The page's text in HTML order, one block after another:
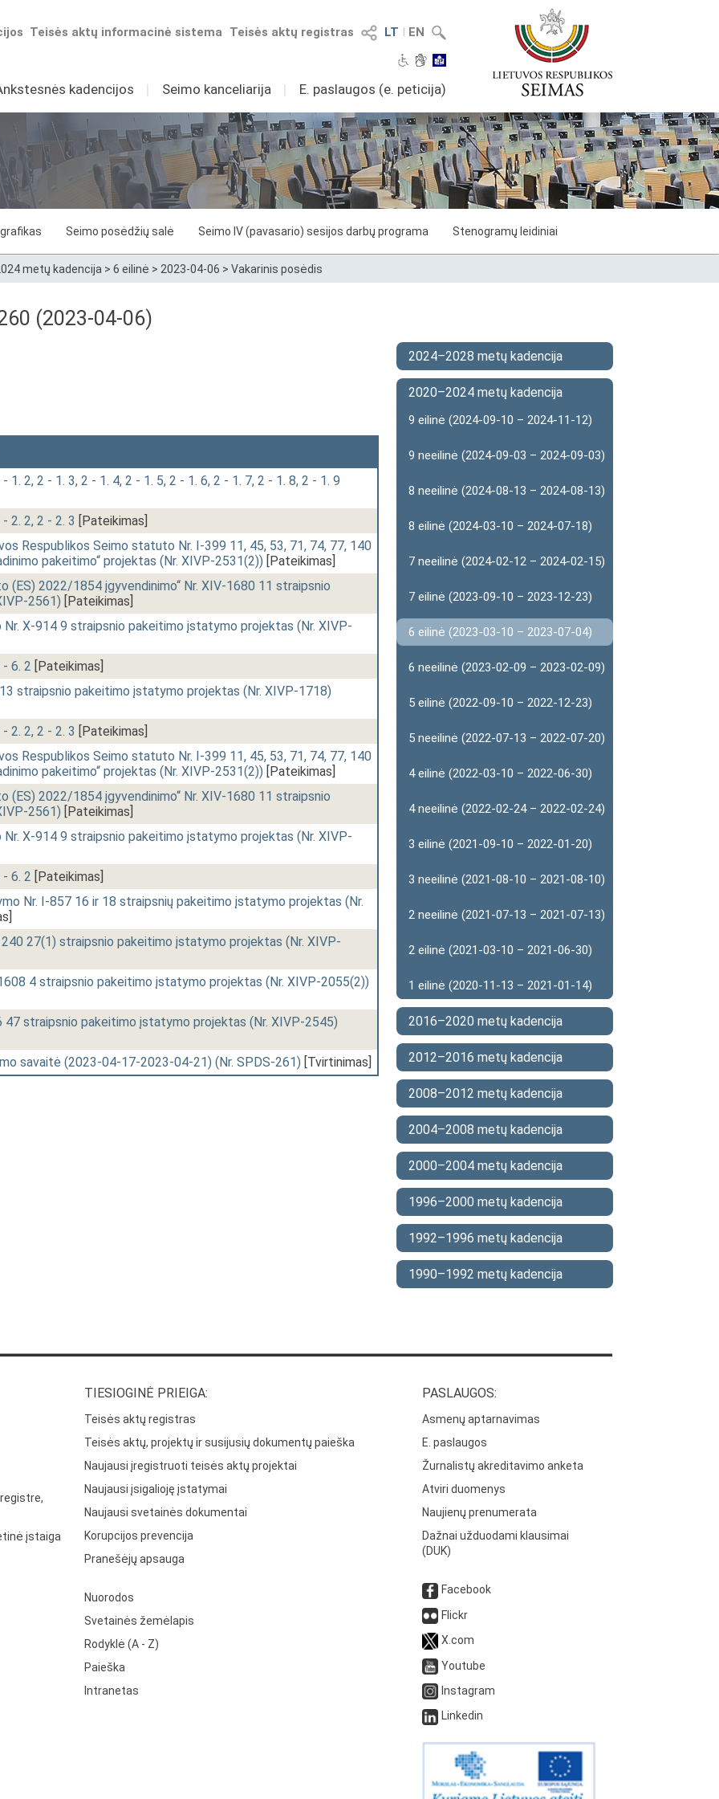
LT I EN
Teisės aktų registras
Teisės aktų informacinė sistema
kadencijos I Seimo kanceliarija I E. paslaugos (e. peticija)
grafikas Seimo posėdžių salė Seimo IV (pavasario) sesijos darbų programa Stenogramų leidiniai
metų kadencija > 6 eilinė > 2023-04-06 > Vakarinis posėdis
(2023-04-06)
- 1. 2, 2 - 1. 3, 2 - 1. 4, 2 - 1. 5, 2 - 1. 6, 2 - 1. 7, 2 - 1. 8, 2 - 1. 9
- 2. 2, 2 - 2. 3 [Pateikimas]
Respublikos Seimo statuto Nr. I-399 11, 45, 53, 71, 74, 77, 140
pakeitimo“ projektas (Nr. XIVP-2531(2)) [Pateikimas]
(ES) 2022/1854 įgyvendinimo“ Nr. XIV-1680 11 straipsnio
2561) [Pateikimas]
Nr. X-914 9 straipsnio pakeitimo įstatymo projektas (Nr. XIVP-
- 6. 2 [Pateikimas]
straipsnio pakeitimo įstatymo projektas (Nr. XIVP-1718)
- 2. 2, 2 - 2. 3 [Pateikimas]
Respublikos Seimo statuto Nr. I-399 11, 45, 53, 71, 74, 77, 140
pakeitimo“ projektas (Nr. XIVP-2531(2)) [Pateikimas]
(ES) 2022/1854 įgyvendinimo“ Nr. XIV-1680 11 straipsnio
2561) [Pateikimas]
Nr. X-914 9 straipsnio pakeitimo įstatymo projektas (Nr. XIVP-
- 6. 2 [Pateikimas]
Nr. I-857 16 ir 18 straipsnių pakeitimo įstatymo projektas (Nr.
27(1) straipsnio pakeitimo įstatymo projektas (Nr. XIVP-
4 straipsnio pakeitimo įstatymo projektas (Nr. XIVP-2055(2))
47 straipsnio pakeitimo įstatymo projektas (Nr. XIVP-2545)
savaitė (2023-04-17-2023-04-21) (Nr. SPDS-261) [Tvirtinimas]
2024–2028 metų kadencija
2020–2024 metų kadencija
9 eilinė (2024-09-10 – 2024-11-12)
9 neeilinė (2024-09-03 – 2024-09-03)
8 neeilinė (2024-08-13 – 2024-08-13)
8 eilinė (2024-03-10 – 2024-07-18)
7 neeilinė (2024-02-12 – 2024-02-15)
7 eilinė (2023-09-10 – 2023-12-23)
6 eilinė (2023-03-10 – 2023-07-04)
6 neeilinė (2023-02-09 – 2023-02-09)
5 eilinė (2022-09-10 – 2022-12-23)
5 neeilinė (2022-07-13 – 2022-07-20)
4 eilinė (2022-03-10 – 2022-06-30)
4 neeilinė (2022-02-24 – 2022-02-24)
3 eilinė (2021-09-10 – 2022-01-20)
3 neeilinė (2021-08-10 – 2021-08-10)
2 neeilinė (2021-07-13 – 2021-07-13)
2 eilinė (2021-03-10 – 2021-06-30)
1 eilinė (2020-11-13 – 2021-01-14)
2016–2020 metų kadencija
2012–2016 metų kadencija
2008–2012 metų kadencija
2004–2008 metų kadencija
2000–2004 metų kadencija
1996–2000 metų kadencija
1992–1996 metų kadencija
1990–1992 metų kadencija
įstaiga
TIESIOGINĖ PRIEIGA:
Teisės aktų registras
Teisės aktų, projektų ir susijusių dokumentų paieška
Naujausi įregistruoti teisės aktų projektai
Naujausi įsigalioję įstatymai
Naujausi svetainės dokumentai
Korupcijos prevencija
Pranešėjų apsauga
Nuorodos
Svetainės žemėlapis
Rodyklė (A - Z)
Paieška
Intranetas
PASLAUGOS:
Asmenų aptarnavimas
E. paslaugos
Žurnalistų akreditavimo anketa
Atviri duomenys
Naujienų prenumerata
Dažnai užduodami klausimai
(DUK)
Facebook
Flickr
X.com
Youtube
Instagram
Linkedin